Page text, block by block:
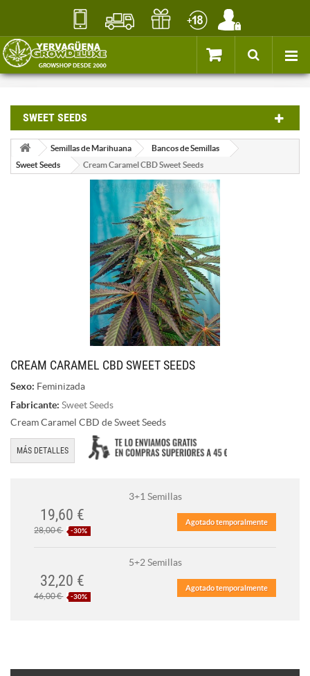
SWEET SEEDS
Semillas de Marihuana
Bancos de Semillas
Sweet Seeds
Cream Caramel CBD Sweet Seeds
CREAM CARAMEL CBD SWEET SEEDS
Sexo: Feminizada
Fabricante: Sweet Seeds
Cream Caramel CBD de Sweet Seeds
MÁS DETALLES
3+1 Semillas
Agotado temporalmente
19,60 €
28,00 € -30%
5+2 Semillas
Agotado temporalmente
32,20 €
46,00 € -30%